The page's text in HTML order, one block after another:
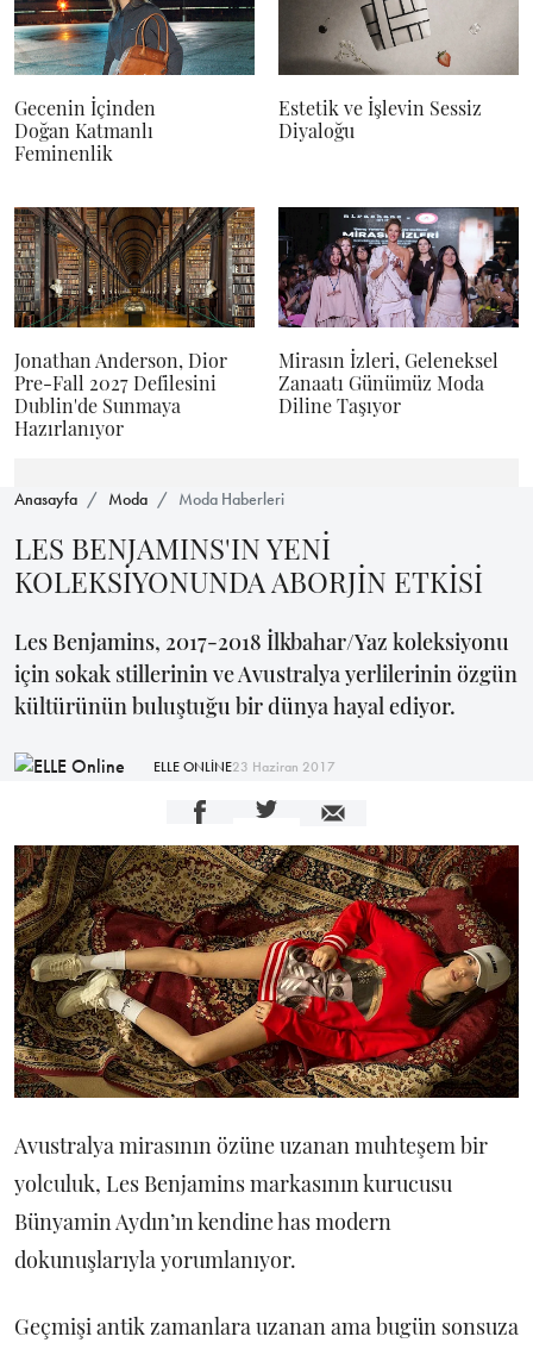
Gecenin İçinden
Doğan Katmanlı
Feminenlik
Estetik ve İşlevin Sessiz
Diyaloğu
Jonathan Anderson, Dior
Pre-Fall 2027 Defilesini
Dublin'de Sunmaya
Hazırlanıyor
Mirasın İzleri, Geleneksel
Zanaatı Günümüz Moda
Diline Taşıyor
Anasayfa Moda Moda Haberleri
LES BENJAMINS'IN YENİ
KOLEKSİYONUNDA ABORJİN ETKİSİ
Les Benjamins, 2017-2018 İlkbahar/Yaz koleksiyonu
için sokak stillerinin ve Avustralya yerlilerinin özgün
kültürünün buluştuğu bir dünya hayal ediyor.
ELLE ONLİNE23 Haziran 2017
Avustralya mirasının özüne uzanan muhteşem bir
yolculuk, Les Benjamins markasının kurucusu
Bünyamin Aydın’ın kendine has modern
dokunuşlarıyla yorumlanıyor.
Geçmişi antik zamanlara uzanan ama bugün sonsuza